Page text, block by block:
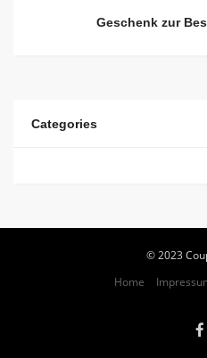
Geschenk zur
Categories
© 2023
Home